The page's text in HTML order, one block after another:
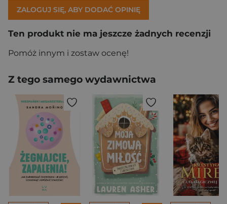
ZALOGUJ SIĘ, ABY DODAĆ OPINIĘ
Ten produkt nie ma jeszcze żadnych recenzji
Pomóż innym i zostaw ocenę!
Z tego samego wydawnictwa